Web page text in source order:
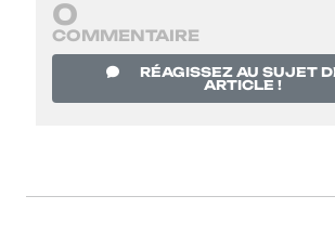
0
COMMENTAIRE
RÉAGISSEZ AU SUJET
ARTICLE !